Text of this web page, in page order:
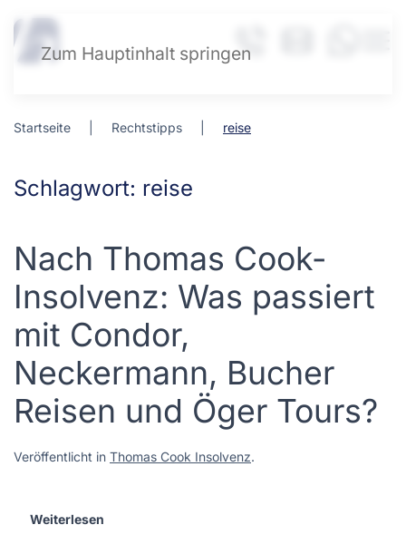
Zum Hauptinhalt springen
Startseite Rechtstipps reise
Schlagwort: reise
Nach Thomas Cook-
Insolvenz: Was passiert
mit Condor,
Neckermann, Bucher
Reisen und Öger Tours?
Veröffentlicht in Thomas Cook Insolvenz.
Weiterlesen